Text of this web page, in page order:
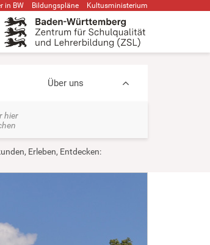
in BW Bildungspläne Kultusministerium
Über uns
hier
Erleben, Entdecken: